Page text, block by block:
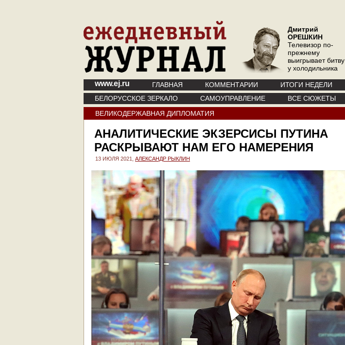
Дмитрий
ОРЕШКИН
Телевизор по-
прежнему
выигрывает битву
у холодильника
www.ej.ru ГЛАВНАЯ КОММЕНТАРИИ ИТОГИ НЕДЕЛИ
БЕЛОРУССКОЕ ЗЕРКАЛО
САМОУПРАВЛЕНИЕ
ВСЕ СЮЖЕТЫ
ВЕЛИКОДЕРЖАВНАЯ ДИПЛОМАТИЯ
АНАЛИТИЧЕСКИЕ ЭКЗЕРСИСЫ ПУТИНА
РАСКРЫВАЮТ НАМ ЕГО НАМЕРЕНИЯ
13 ИЮЛЯ 2021, АЛЕКСАНДР РЫКЛИН